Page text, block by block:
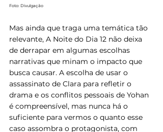
Foto: Divulgação
Mas ainda que traga uma temática tão
relevante, A Noite do Dia 12 não deixa
de derrapar em algumas escolhas
narrativas que minam o impacto que
busca causar. A escolha de usar o
assassinato de Clara para refletir o
drama e os conflitos pessoais de Yohan
é compreensível, mas nunca há o
suficiente para vermos o quanto esse
caso assombra o protagonista, com